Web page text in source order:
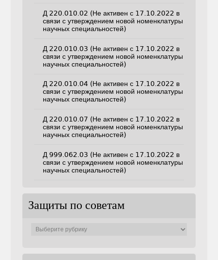
Д 220.010.02 (Не активен с 17.10.2022 в
связи с утверждением новой номенклатуры
научных специальностей)
Д 220.010.03 (Не активен с 17.10.2022 в
связи с утверждением новой номенклатуры
научных специальностей)
Д 220.010.04 (Не активен с 17.10.2022 в
связи с утверждением новой номенклатуры
научных специальностей)
Д 220.010.07 (Не активен с 17.10.2022 в
связи с утверждением новой номенклатуры
научных специальностей)
Д 999.062.03 (Не активен с 17.10.2022 в
связи с утверждением новой номенклатуры
научных специальностей)
Защиты по советам